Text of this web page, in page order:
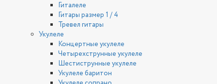
Гиталеле
Гитары размер 1 / 4
Тревел гитары
Укулеле
Концертные укулеле
Четырехструнные укулеле
Шестиструнные укулеле
Укулеле баритон